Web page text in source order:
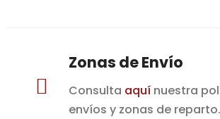

Zonas de Envío
Consulta aquínuestra
envíos y zonas de reparto.